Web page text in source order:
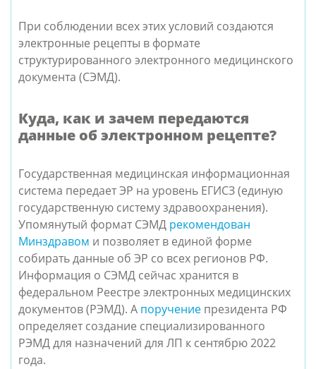
При соблюдении всех этих условий создаются
электронные рецепты в формате
структурированного электронного медицинского
документа (СЭМД).
Куда, как и зачем передаются
данные об электронном рецепте?
Государственная медицинская информационная
система передает ЭР на уровень ЕГИСЗ (единую
государственную систему здравоохранения).
Упомянутый формат СЭМД рекомендован
Минздравом и позволяет в единой форме
собирать данные об ЭР со всех регионов РФ.
Информация о СЭМД сейчас хранится в
федеральном Реестре электронных медицинских
документов (РЭМД). А поручение президента РФ
определяет создание специализированного
РЭМД для назначений для ЛП к сентябрю 2022
года.